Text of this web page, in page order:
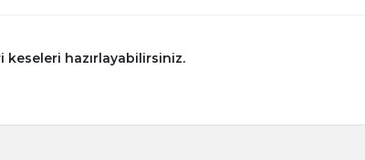
keseleri hazırlayabilirsiniz.